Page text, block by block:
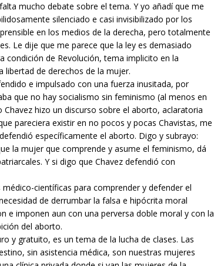
mucho debate sobre el tema. Y yo añadí que me
silenciado e casi invisibilizado por los
en los medios de la derecha, pero totalmente
Le dije que me parece que la ley es demasiado
condición de Revolución, tema implicito en la
de derechos de la mujer.
e impulsado con una fuerza inusitada, por
que no hay socialismo sin feminismo (al menos en
hizo un discurso sobre el aborto, aclaratoria
pareciera existir en no pocos y pocas Chavistas, me
específicamente el aborto. Digo y subrayo:
la mujer que comprende y asume el feminismo, dá
Y si digo que Chavez defendió con
científicas para comprender y defender el
de derrumbar la falsa e hipócrita moral
e imponen aun con una perversa doble moral y con la
del aborto.
y gratuito, es un tema de la lucha de clases. Las
sin asistencia médica, son nuestras mujeres